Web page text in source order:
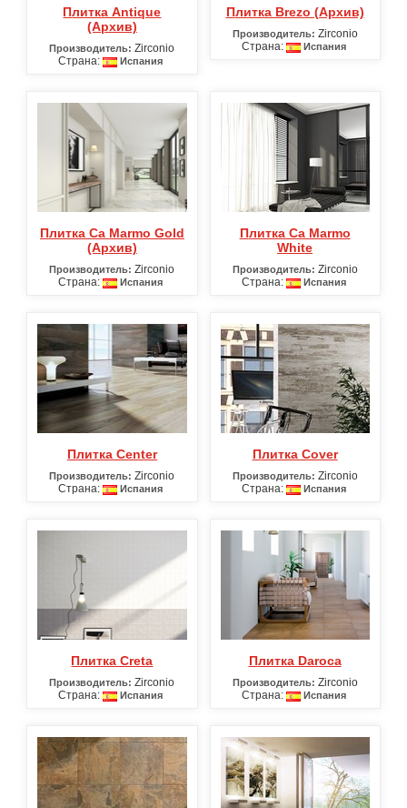
Плитка Antique
(Архив)
Производитель: Zirconio
Страна:
Испания
Плитка Brezo (Архив)
Производитель: Zirconio
Страна:
Испания
Плитка Ca Marmo Gold
(Архив)
Производитель: Zirconio
Страна:
Испания
Плитка Ca Marmo
White
Производитель: Zirconio
Страна:
Испания
Плитка Center
Производитель: Zirconio
Страна:
Испания
Плитка Cover
Производитель: Zirconio
Страна:
Испания
Плитка Creta
Производитель: Zirconio
Страна:
Испания
Плитка Daroca
Производитель: Zirconio
Страна:
Испания